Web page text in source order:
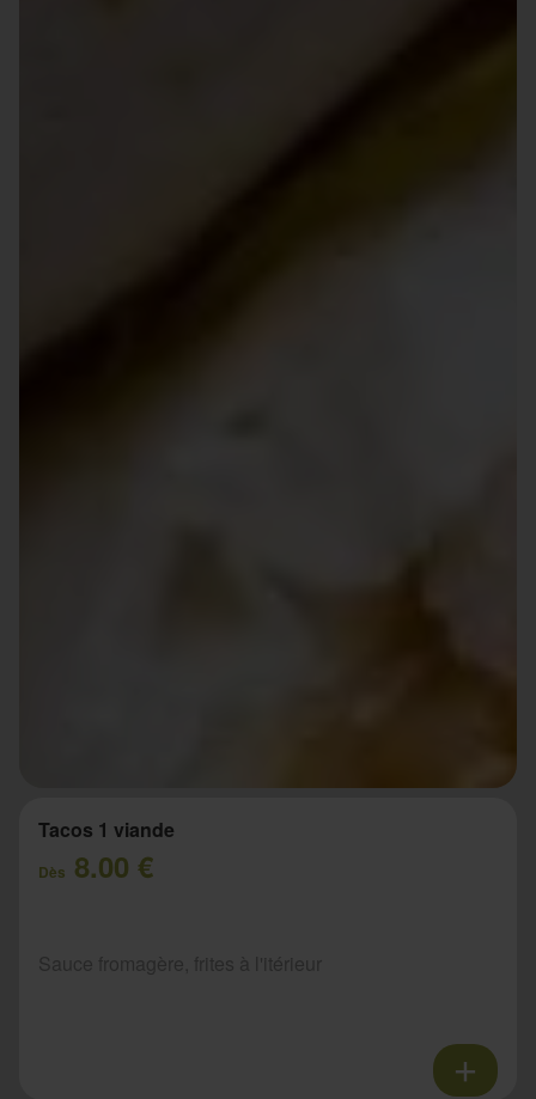
Tacos 1 viande
Dès 8.00 €